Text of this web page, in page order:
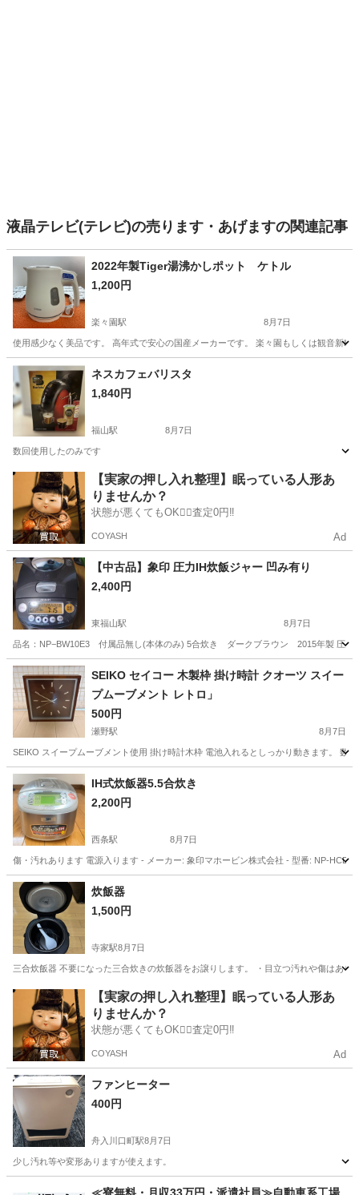
液晶テレビ(テレビ)の売ります・あげますの関連記事
2022年製Tiger湯沸かしポット ケトル
1,200円
楽々園駅 8月7日
使用感少なく美品です。 高年式で安心の国産メーカーです。 楽々園もしくは観音新町
広島 広島市 楽々園駅 キッチン家電
ネスカフェバリスタ
1,840円
福山駅 8月7日
数回使用したのみです
広島 福山市 福山駅 キッチン家電
【実家の押し入れ整理】眠っている人形あ
りませんか？
状態が悪くてもOK🙆‍♀️査定0円‼️
COYASH Ad
【中古品】象印 圧力IH炊飯ジャー 凹み有り
2,400円
東福山駅 8月7日
品名：NP−BW10E3 付属品無し(本体のみ) 5合炊き ダークブラウン 2015年製 圧力
広島 福山市 東福山駅 キッチン家電
SEIKO セイコー 木製枠 掛け時計 クオーツ スイー
プムーブメント レトロ」
500円
瀬野駅 8月7日
SEIKO スイープムーブメント使用 掛け時計木枠 電池入れるとしっかり動きます。 数
広島 広島市 瀬野駅 その他
IH式炊飯器5.5合炊き
2,200円
西条駅 8月7日
傷・汚れあります 電源入ります - メーカー: 象印マホービン株式会社 - 型番: NP-
広島 東広島市 西条駅
炊飯器
1,500円
寺家駅8月7日
三合炊飯器 不要になった三合炊きの炊飯器をお譲りします。 ・目立つ汚れや傷はあり
広島 東広島市 寺家駅 キッチン家電
【実家の押し入れ整理】眠っている人形あ
りませんか？
状態が悪くてもOK🙆‍♀️査定0円‼️
COYASH Ad
ファンヒーター
400円
舟入川口町駅8月7日
少し汚れ等や変形ありますが使えます。
舟入川口町駅 季節、空調家電